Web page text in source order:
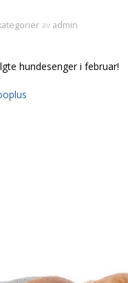
av admin
hundesenger i februar!